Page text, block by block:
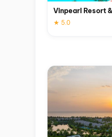
Vinpearl Resort
★ 5.0